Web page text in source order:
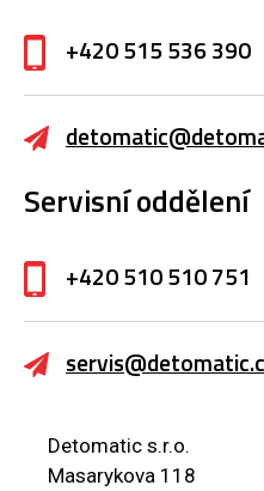
+420 515 536 390
Servisní oddělení
+420 510 510 751
Detomatic s.r.o.
Masarykova 118